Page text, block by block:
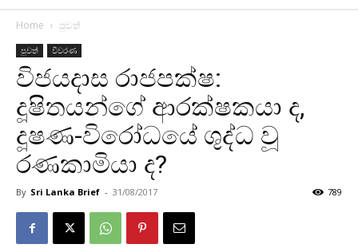
Home පුවත්
පුවත් විවරණ
විජයදාස රාජපක්ෂ:
දූෂිතයන්ගේ ආරක්ෂකයා ද,
දූෂණ-විරෝධයේ ශුද්ධ වූ
රණකාමියා ද?
By Sri Lanka Brief - 31/08/2017 789